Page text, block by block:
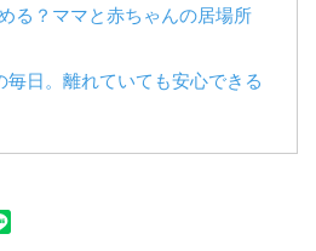
る？ママと赤ちゃんの居場所
日。離れていても安心できる